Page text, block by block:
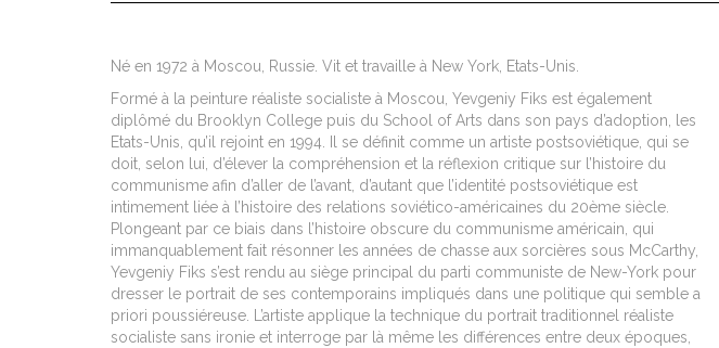
Né en 1972 à Moscou, Russie. Vit et travaille à New York, Etats-Unis.
Formé à la peinture réaliste socialiste à Moscou, Yevgeniy Fiks est également
diplômé du Brooklyn College puis du School of Arts dans son pays d’adoption, les
Etats-Unis, qu’il rejoint en 1994. Il se définit comme un artiste postsoviétique, qui se
doit, selon lui, d’élever la compréhension et la réflexion critique sur l’histoire du
communisme afin d’aller de l’avant, d’autant que l’identité postsoviétique est
intimement liée à l’histoire des relations soviético-américaines du 20ème siècle.
Plongeant par ce biais dans l’histoire obscure du communisme américain, qui
immanquablement fait résonner les années de chasse aux sorcières sous McCarthy,
Yevgeniy Fiks s’est rendu au siège principal du parti communiste de New-York pour
dresser le portrait de ses contemporains impliqués dans une politique qui semble a
priori poussiéreuse. L’artiste applique la technique du portrait traditionnel réaliste
socialiste sans ironie et interroge par là même les différences entre deux époques,